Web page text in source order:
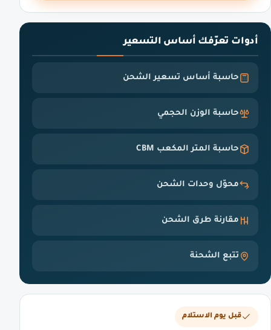
أدوات تعرّفك أساس التسعير
حاسبة أساس تسعير الشحن
حاسبة الوزن الحجمي
حاسبة المتر المكعب CBM
محوّل وحدات الشحن
مقارنة طرق الشحن
تتبع الشحنة
قبل يوم الاستلام